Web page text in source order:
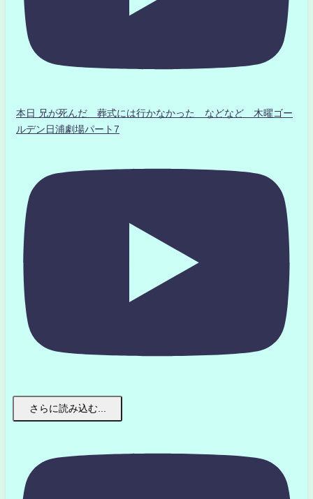
本日 兄が死んだ 葬式には行かなかった などなど 木曜ゴー
ルデン日浦劇場パート7
さらに読み込む...